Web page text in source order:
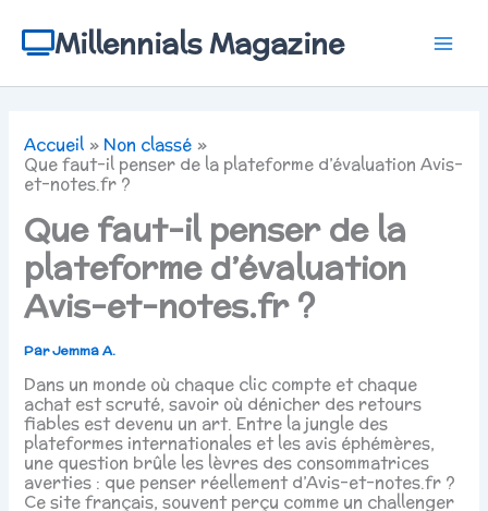
contenuMillennials Magazine
Accueil
Non classé
Que faut-il penser de la plateforme d’évaluation Avis-
et-notes.fr ?
Que faut-il penser de la
plateforme d’évaluation
Avis-et-notes.fr ?
ParJemma A.
Dans un monde où chaque clic compte et chaque
achat est scruté, savoir où dénicher des retours
fiables est devenu un art. Entre la jungle des
plateformes internationales et les avis éphémères,
une question brûle les lèvres des consommatrices
averties : que penser réellement d’Avis-et-notes.fr ?
Ce site français, souvent perçu comme un challenger